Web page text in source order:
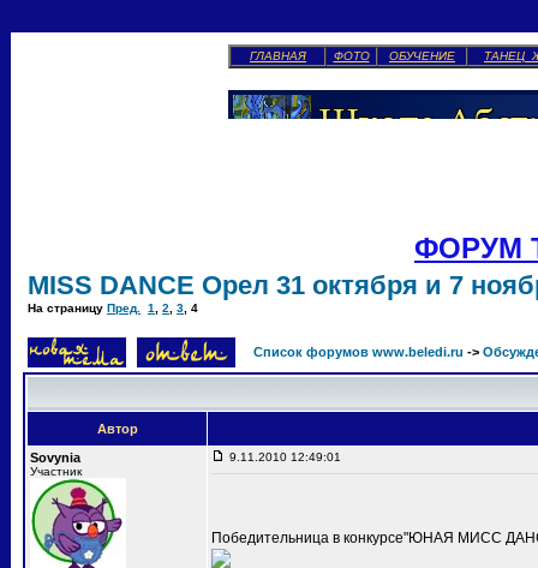
ГЛАВНАЯ ФОТО ОБУЧЕНИЕ ТАНЕЦ
ФОРУМ
MISS DANCE Орел 31 октября и 7
На страницу Пред. 1 2 3 4
Список форумов www.beledi.ru ->
Автор
Sovynia
Участник
9.11.2010 12:49:01
Победительница в конкурсе"ЮНАЯ МИСС